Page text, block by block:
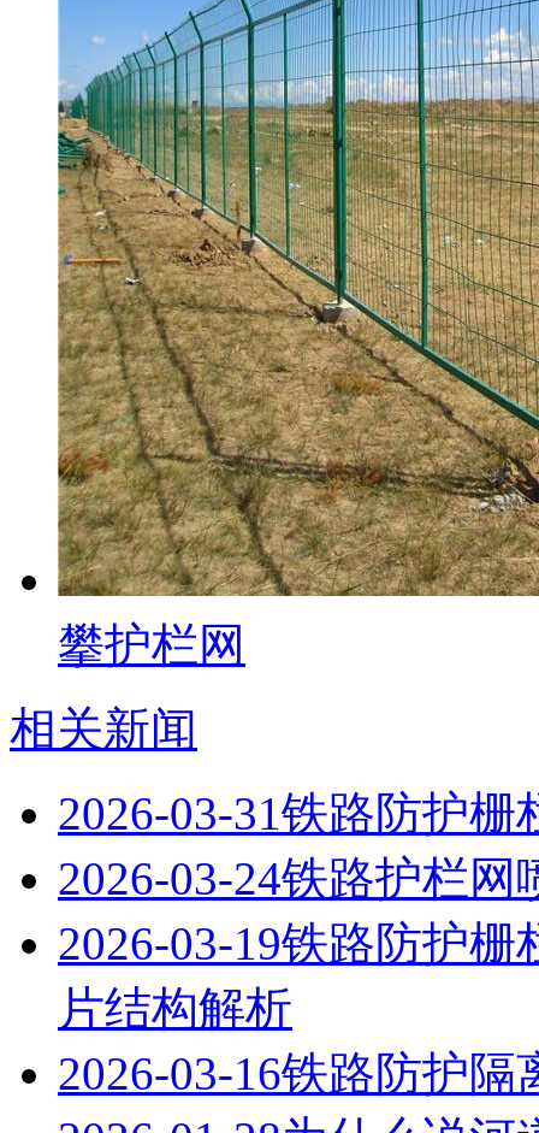
攀护栏网
相关新闻
2026-03-31铁路防护栅
2026-03-24铁路护栏网
2026-03-19铁路防护栅
片结构解析
2026-03-16铁路防护隔